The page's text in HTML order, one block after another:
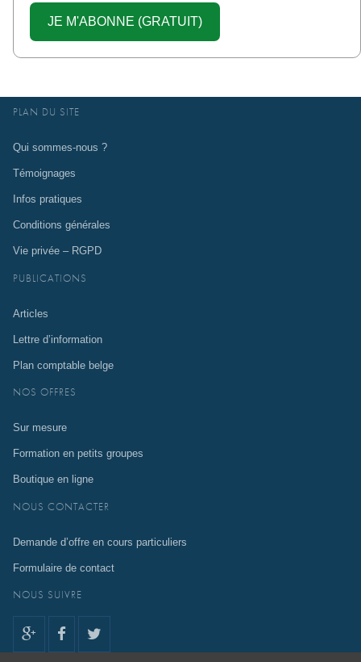
PLAN DU SITE
Qui sommes-nous ?
Témoignages
Infos pratiques
Conditions générales
Vie privée – RGPD
PUBLICATIONS
Articles
Lettre d’information
Plan comptable belge
NOS OFFRES
Sur mesure
Formation en petits groupes
Boutique en ligne
NOUS CONTACTER
Demande d’offre en cours particuliers
Formulaire de contact
NOUS SUIVRE